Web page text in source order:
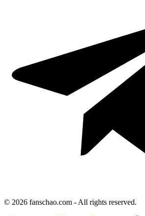
© 2026 fanschao.com - All rights reserved.